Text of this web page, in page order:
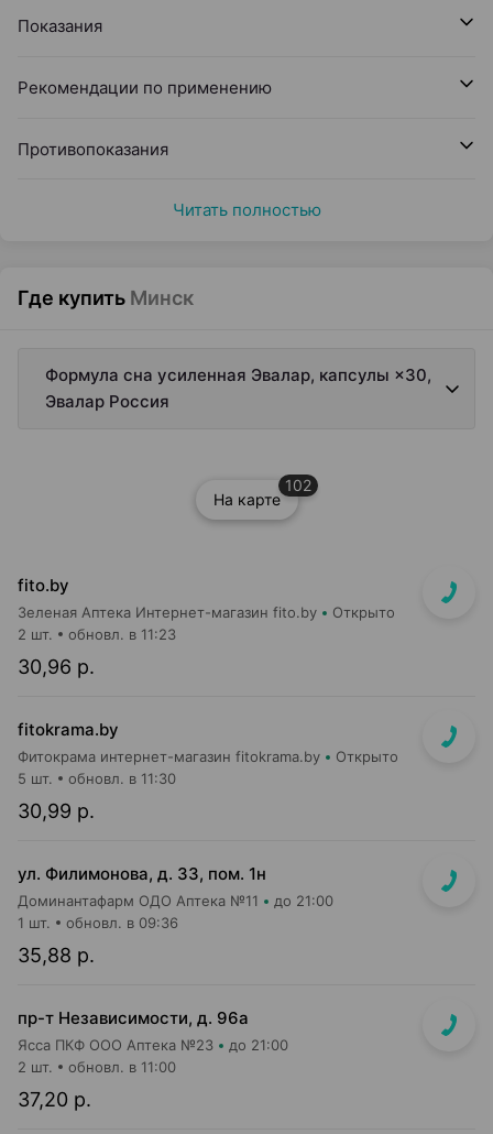
Показания
Рекомендации по применению
Противопоказания
Читать полностью
Где купить Минск
Формула сна усиленная Эвалар, капсулы ×30,
Эвалар Россия
На карте
102
fito.by
Зеленая Аптека Интернет-магазин fito.by Открыто
30,96 р.
2 шт. обновл. в 11:23
fitokrama.by
Фитокрама интернет-магазин fitokrama.by Открыто
30,99 р.
5 шт. обновл. в 11:30
ул. Филимонова, д. 33, пом. 1н
Доминантафарм ОДО Аптека №11 до 21:00
35,88 р.
1 шт. обновл. в 09:36
пр-т Независимости, д. 96а
Ясса ПКФ ООО Аптека №23 до 21:00
37,20 р.
2 шт. обновл. в 11:00